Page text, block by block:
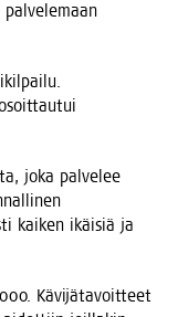
joka pal­ve­lee
kai­ken ikäi­siä ja
Kävi­jä­ta­voit­teet